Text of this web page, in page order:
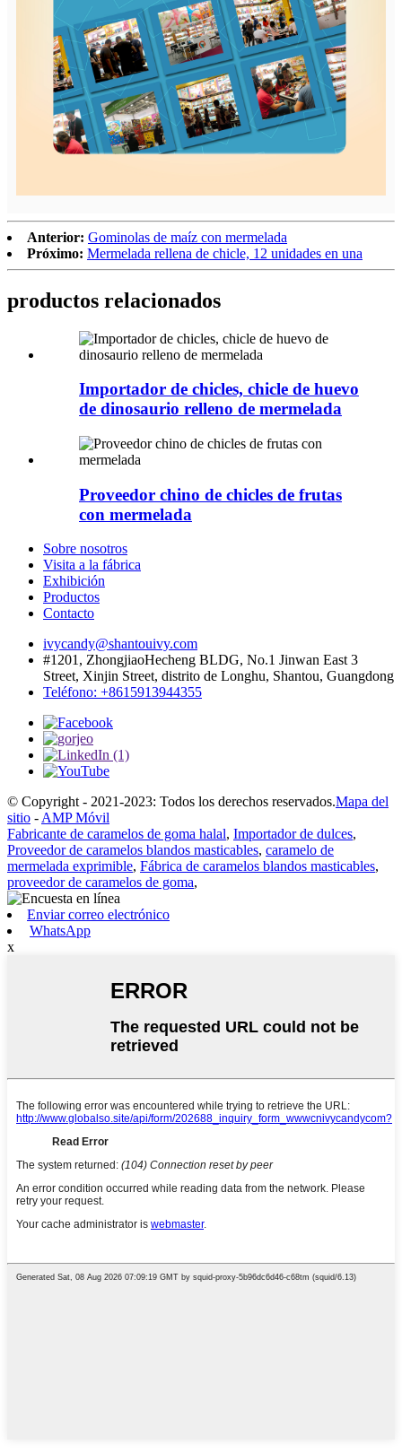
Anterior: Gominolas de maíz con mermelada
Próximo: Mermelada rellena de chicle, 12 unidades en una
productos relacionados
Importador de chicles, chicle de huevo
de dinosaurio relleno de mermelada
Proveedor chino de chicles de frutas
con mermelada
Sobre nosotros
Visita a la fábrica
Exhibición
Productos
Contacto
ivycandy@shantouivy.com
#1201, ZhongjiaoHecheng BLDG, No.1 Jinwan East 3
Street, Xinjin Street, distrito de Longhu, Shantou, Guangdong
Teléfono: +8615913944355
© Copyright - 2021-2023: Todos los derechos reservados.Mapa del
sitio -AMP Móvil
Fabricante de caramelos de goma halal, Importador de dulces,
Proveedor de caramelos blandos masticables, caramelo de
mermelada exprimible, Fábrica de caramelos blandos masticables,
proveedor de caramelos de goma,
Enviar correo electrónico
WhatsApp
x